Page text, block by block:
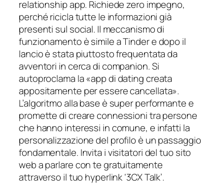
relationship app. Richiede zero impegno,
perché ricicla tutte le informazioni già
presenti sul social. Il meccanismo di
funzionamento è simile a Tinder e dopo il
lancio è stata piuttosto frequentata da
avventori in cerca di companion. Si
autoproclama la «app di dating creata
appositamente per essere cancellata».
L’algoritmo alla base è super performante e
promette di creare connessioni tra persone
che hanno interessi in comune, e infatti la
personalizzazione del profilo è un passaggio
fondamentale. Invita i visitatori del tuo sito
web a parlare con te gratuitamente
attraverso il tuo hyperlink ‘3CX Talk’.